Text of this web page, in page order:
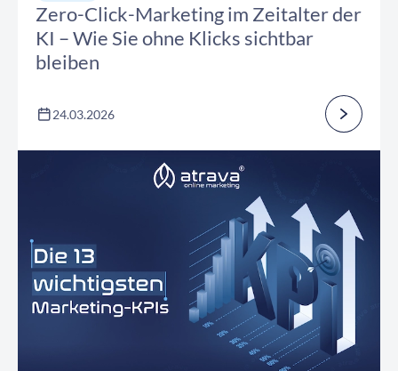
Zero-Click-Marketing im Zeitalter der
KI – Wie Sie ohne Klicks sichtbar
bleiben
24.03.2026